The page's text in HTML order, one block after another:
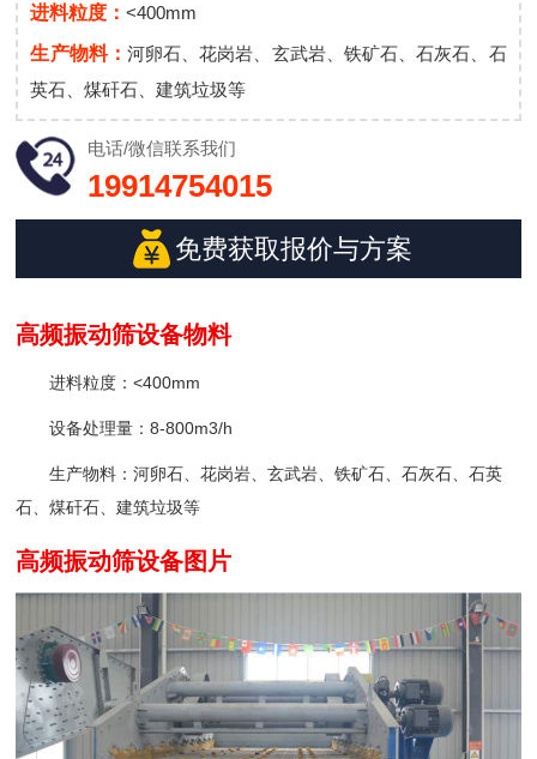
进料粒度：<400mm
生产物料： 河卵石、花岗岩、玄武岩、铁矿石、石灰石、石
英石、煤矸石、建筑垃圾等
电话/微信联系我们
19914754015
免费获取报价与方案
高频振动筛设备物料
进料粒度：<400mm
设备处理量：8-800m3/h
生产物料：河卵石、花岗岩、玄武岩、铁矿石、石灰石、石英
石、煤矸石、建筑垃圾等
高频振动筛设备图片